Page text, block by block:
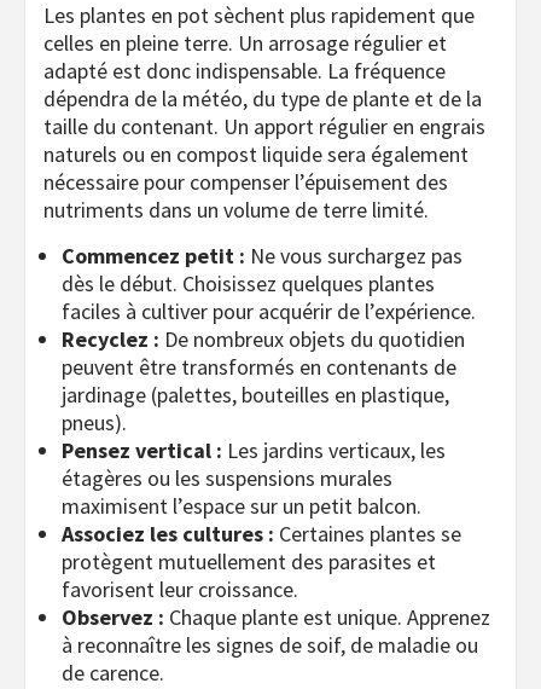
Les plantes en pot sèchent plus rapidement que
celles en pleine terre. Un arrosage régulier et
adapté est donc indispensable. La fréquence
dépendra de la météo, du type de plante et de la
taille du contenant. Un apport régulier en engrais
naturels ou en compost liquide sera également
nécessaire pour compenser l’épuisement des
nutriments dans un volume de terre limité.
Commencez petit : Ne vous surchargez pas
dès le début. Choisissez quelques plantes
faciles à cultiver pour acquérir de l’expérience.
Recyclez : De nombreux objets du quotidien
peuvent être transformés en contenants de
jardinage (palettes, bouteilles en plastique,
pneus).
Pensez vertical : Les jardins verticaux, les
étagères ou les suspensions murales
maximisent l’espace sur un petit balcon.
Associez les cultures : Certaines plantes se
protègent mutuellement des parasites et
favorisent leur croissance.
Observez : Chaque plante est unique. Apprenez
à reconnaître les signes de soif, de maladie ou
de carence.